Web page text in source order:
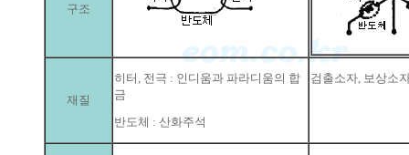
구조
재질
히터, 전극 : 인디움과 파라디움의 합
금
반도체 : 산화주석
검출소자, 보상소